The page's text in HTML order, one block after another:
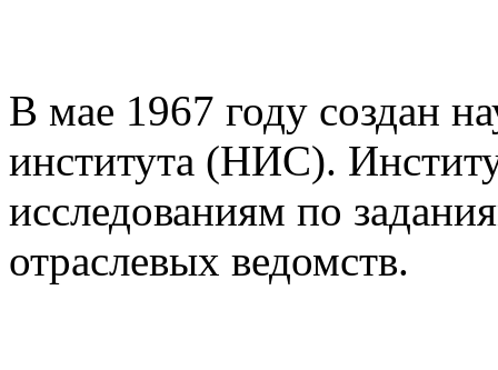
В мае 1967 году создан
института (НИС).
исследованиям по
отраслевых ведомств.